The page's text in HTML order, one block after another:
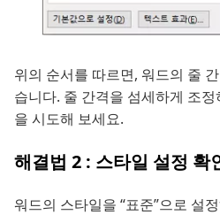
위의 순서를 따르면, 워드의 줄
습니다. 줄 간격을 섬세하게 조
을 시도해 보세요.
해결법 2 : 스타일 설정 확
워드의 스타일을 “표준”으로 설